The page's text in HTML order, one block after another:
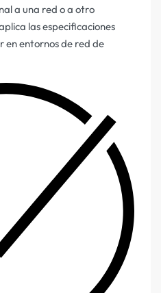
a una red o a otro
las especificaciones
en entornos de red de